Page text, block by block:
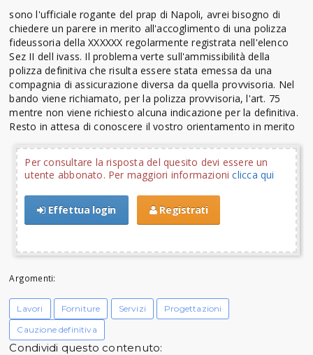
sono l'ufficiale rogante del prap di Napoli, avrei bisogno di
chiedere un parere in merito all'accoglimento di una polizza
fideussoria della XXXXXX regolarmente registrata nell'elenco
Sez II dell ivass. Il problema verte sull'ammissibilità della
polizza definitiva che risulta essere stata emessa da una
compagnia di assicurazione diversa da quella provvisoria. Nel
bando viene richiamato, per la polizza provvisoria, l'art. 75
mentre non viene richiesto alcuna indicazione per la definitiva.
Resto in attesa di conoscere il vostro orientamento in merito
Per consultare la risposta del quesito devi essere un
utente abbonato. Per maggiori informazioniclicca qui
Effettua login Registrati
Argomenti:
Lavori Forniture Servizi
Progettazioni
Cauzione definitiva
Condividi questo contenuto: